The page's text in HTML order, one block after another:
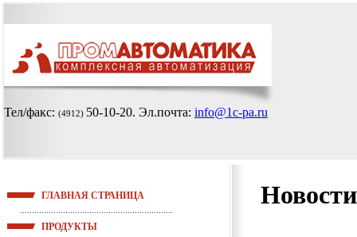
Тел/факс: (4912) 50-10-20. Эл.почта: info@1c-pa.ru
ГЛАВНАЯ СТРАНИЦА
ПРОДУКТЫ